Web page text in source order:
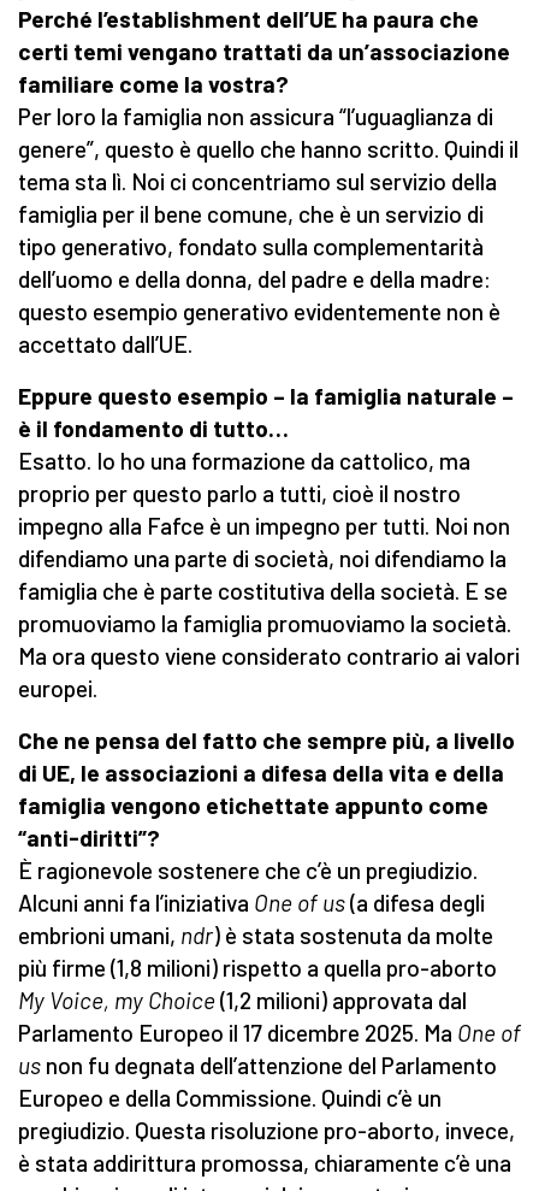
Perché l’establishment dell’UE ha paura che
certi temi vengano trattati da un’associazione
familiare come la vostra?
Per loro la famiglia non assicura “l’uguaglianza di
genere”, questo è quello che hanno scritto. Quindi il
tema sta lì. Noi ci concentriamo sul servizio della
famiglia per il bene comune, che è un servizio di
tipo generativo, fondato sulla complementarità
dell’uomo e della donna, del padre e della madre:
questo esempio generativo evidentemente non è
accettato dall’UE.
Eppure questo esempio – la famiglia naturale –
è il fondamento di tutto…
Esatto. Io ho una formazione da cattolico, ma
proprio per questo parlo a tutti, cioè il nostro
impegno alla Fafce è un impegno per tutti. Noi non
difendiamo una parte di società, noi difendiamo la
famiglia che è parte costitutiva della società. E se
promuoviamo la famiglia promuoviamo la società.
Ma ora questo viene considerato contrario ai valori
europei.
Che ne pensa del fatto che sempre più, a livello
di UE, le associazioni a difesa della vita e della
famiglia vengono etichettate appunto come
“anti-diritti”?
È ragionevole sostenere che c’è un pregiudizio.
Alcuni anni fa l’iniziativa One of us(a difesa degli
embrioni umani, ndr) è stata sostenuta da molte
più firme (1,8 milioni) rispetto a quella pro-aborto
My Voice, my Choice(1,2 milioni) approvata dal
Parlamento Europeo il 17 dicembre 2025. Ma One of
us non fu degnata dell’attenzione del Parlamento
Europeo e della Commissione. Quindi c’è un
pregiudizio. Questa risoluzione pro-aborto, invece,
è stata addirittura promossa, chiaramente c’è una